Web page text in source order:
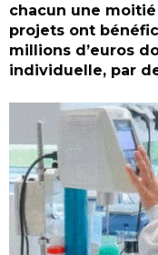
chacun une
projets ont
millions d’euros
individuelle, par